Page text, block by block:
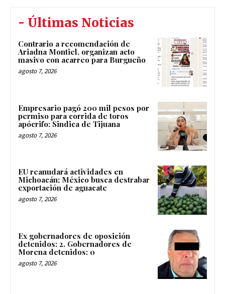
- Últimas Noticias
Contrario a recomendación de
Ariadna Montiel, organizan acto
masivo con acarreo para Burgueño
agosto 7, 2026
Empresario pagó 200 mil pesos por
permiso para corrida de toros
apócrifo: Sindica de Tijuana
agosto 7, 2026
EU reanudará actividades en
Michoacán; México busca destrabar
exportación de aguacate
agosto 7, 2026
Ex gobernadores de oposición
detenidos: 2. Gobernadores de
Morena detenidos: 0
agosto 7, 2026